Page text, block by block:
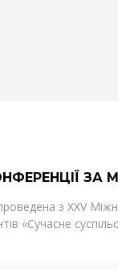
ЗА
з XXV
«Сучасне